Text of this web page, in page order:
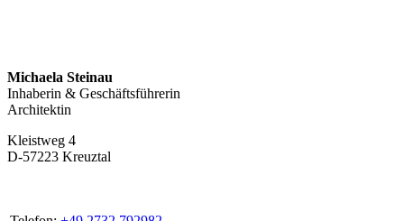
Michaela Steinau
Inhaberin & Geschäftsführerin
Architektin
Kleistweg 4
D-57223 Kreuztal